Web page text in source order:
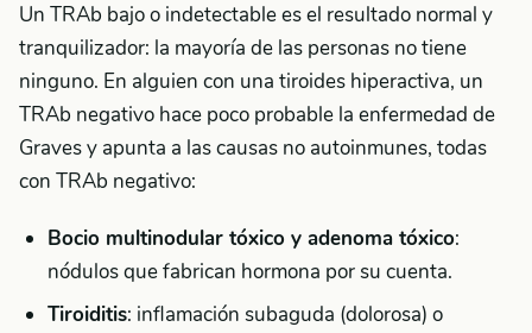
Un TRAb bajo o indetectable es el resultado normal y
tranquilizador: la mayoría de las personas no tiene
ninguno. En alguien con una tiroides hiperactiva, un
TRAb negativo hace poco probable la enfermedad de
Graves y apunta a las causas no autoinmunes, todas
con TRAb negativo:
Bocio multinodular tóxico y adenoma tóxico:
nódulos que fabrican hormona por su cuenta.
Tiroiditis: inflamación subaguda (dolorosa) o